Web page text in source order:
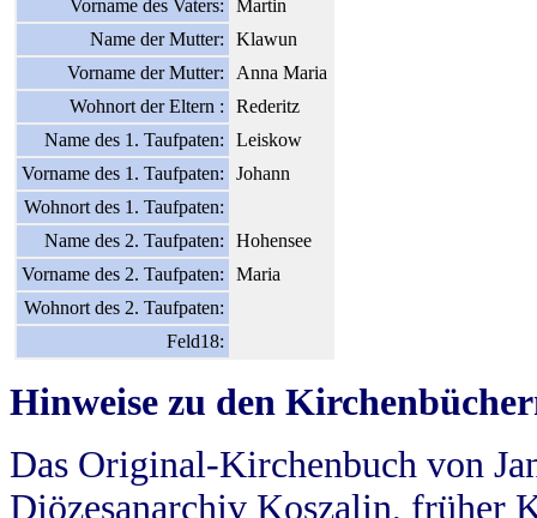
Vorname des Vaters:
Martin
Name der Mutter:
Klawun
Vorname der Mutter:
Anna Maria
Wohnort der Eltern :
Rederitz
Name des 1. Taufpaten:
Leiskow
Vorname des 1. Taufpaten:
Johann
Wohnort des 1. Taufpaten:
Name des 2. Taufpaten:
Hohensee
Vorname des 2. Taufpaten:
Maria
Wohnort des 2. Taufpaten:
Feld18:
Hinweise zu den
Das Original-Kirchenbuch von
Diözesanarchiv Koszalin, früher